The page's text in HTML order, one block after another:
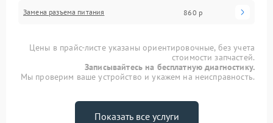
Замена разъема питания 860 р
Цены в прайс-листе указаны ориентировочные, без учета
стоимости запчастей.
Записывайтесь на бесплатную диагностику.
Мы проверим ваше устройство и укажем на неисправность.
Показать все услуги